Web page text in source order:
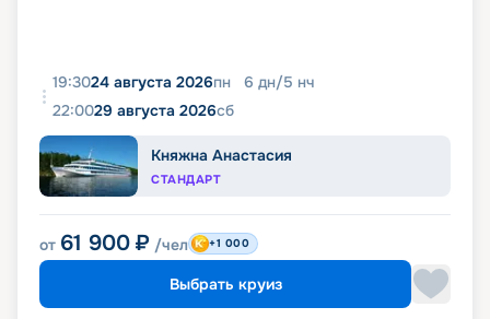
19:3024 августа 2026пн 6 дн/5 нч
22:0029 августа 2026сб
Княжна Анастасия
СТАНДАРТ
от 61 900 ₽ /чел +1 000
Выбрать круиз